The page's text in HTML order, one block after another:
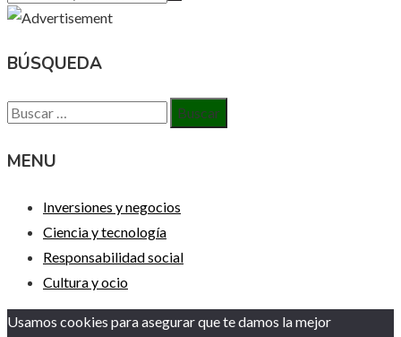
BÚSQUEDA
Buscar:
MENU
Inversiones y negocios
Ciencia y tecnología
Responsabilidad social
Cultura y ocio
Usamos cookies para asegurar que te damos la mejor